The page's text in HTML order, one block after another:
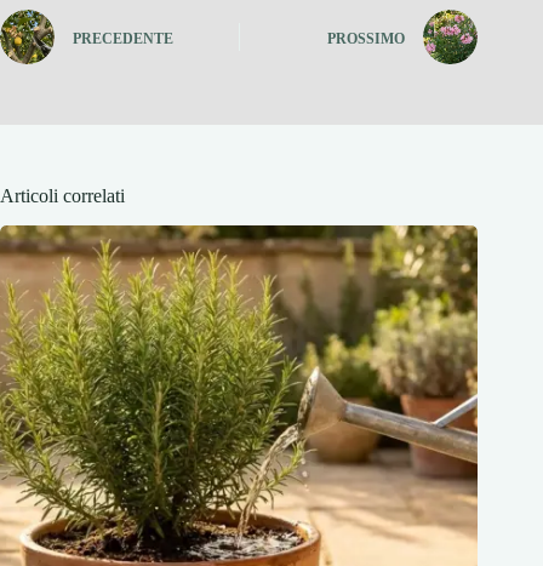
PRECEDENTE PROSSIMO
Articoli correlati